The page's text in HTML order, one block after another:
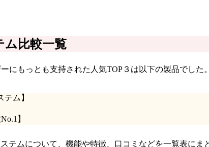
ム比較一覧
にもっとも支持された人気TOP３は以下の製品でした
テム】
】
テムについて、機能や特徴、口コミなどを一覧表にま